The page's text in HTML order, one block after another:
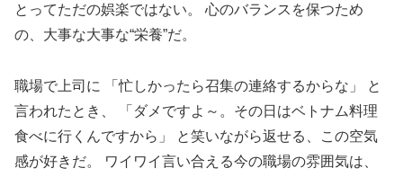
とってただの娯楽ではない。 心のバランスを保つため
の、大事な大事な“栄養”だ。
職場で上司に 「忙しかったら召集の連絡するからな」 と
言われたとき、 「ダメですよ～。その日はベトナム料理
食べに行くんですから」 と笑いながら返せる、この空気
感が好きだ。 ワイワイ言い合える今の職場の雰囲気は、